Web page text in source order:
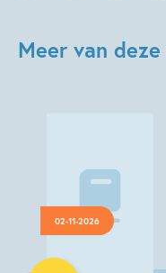
Meer van
02-11-2026
Hardcover